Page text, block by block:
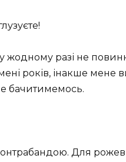
жодному разі не
років, інакше мене
бачитимемось.
Для